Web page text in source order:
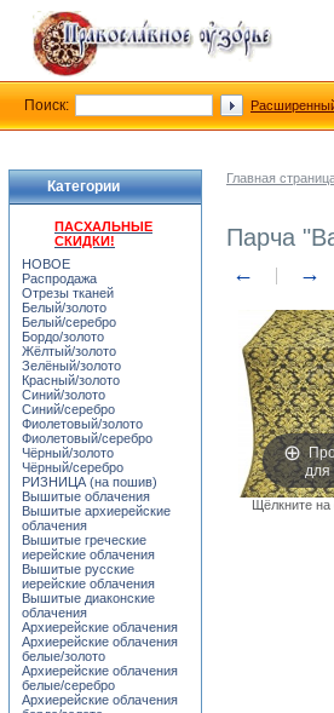
Главная
Парча
← →
для
Щёлкните
Категории
ПАСХАЛЬНЫЕ
СКИДКИ!
НОВОЕ
Распродажа
Отрезы тканей
Белый/золото
Белый/серебро
Бордо/золото
Жёлтый/золото
Зелёный/золото
Красный/золото
Синий/золото
Синий/серебро
Фиолетовый/золото
Фиолетовый/серебро
Чёрный/золото
Чёрный/серебро
РИЗНИЦА (на пошив)
Вышитые облачения
Вышитые архиерейские
облачения
Вышитые греческие
иерейские облачения
Вышитые русские
иерейские облачения
Вышитые диаконские
облачения
Архиерейские облачения
Архиерейские облачения
белые/золото
Архиерейские облачения
белые/серебро
Архиерейские облачения
Поиск: